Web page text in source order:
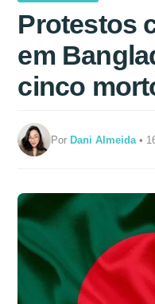
Protestos
em
cinco
PorDani Almeida •